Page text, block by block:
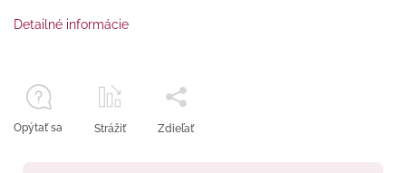
Detailné informácie
Opýtať sa Strážiť Zdieľať